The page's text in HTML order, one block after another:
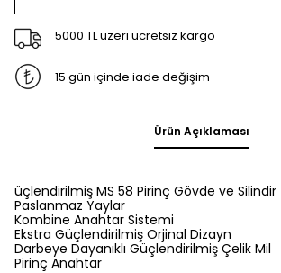
5000 TL üzeri ücretsiz kargo
15 gün içinde iade değişim
Ürün Açıklaması
üçlendirilmiş MS 58 Pirinç Gövde ve Silindir
Paslanmaz Yaylar
Kombine Anahtar Sistemi
Ekstra Güçlendirilmiş Orjinal Dizayn
Darbeye Dayanıklı Güçlendirilmiş Çelik Mil
Pirinç Anahtar